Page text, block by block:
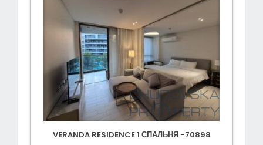
VERANDA RESIDENCE 1 СПАЛЬНЯ -70898